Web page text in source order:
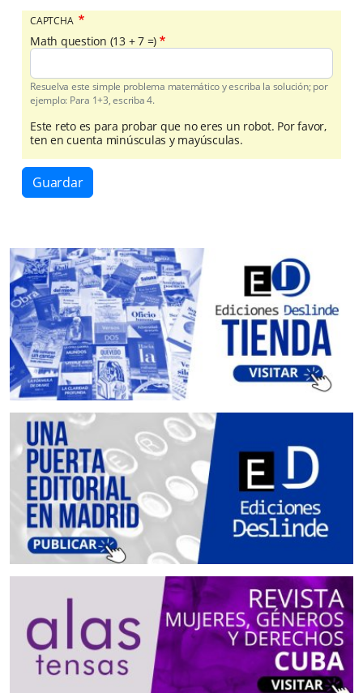
CAPTCHA
Math question (13 + 7 =)
Resuelva este simple problema matemático y escriba la solución; por
ejemplo: Para 1+3, escriba 4.
Este reto es para probar que no eres un robot. Por favor,
ten en cuenta minúsculas y mayúsculas.
Guardar